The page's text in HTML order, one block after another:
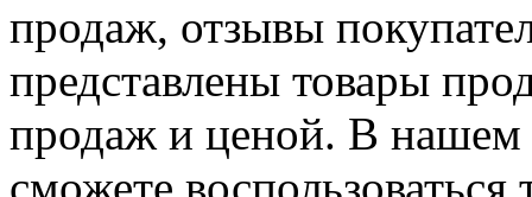
продаж, отзывы
представлены товары
продаж и ценой. В нашем